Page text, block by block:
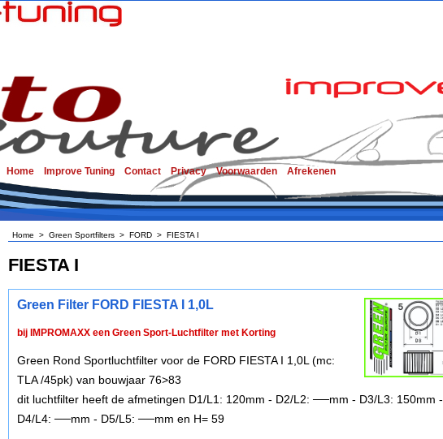
Home Improve Tuning Contact Privacy Voorwaarden Afrekenen
Home > Green Sportfilters > FORD > FIESTA I
FIESTA I
Green Filter FORD FIESTA I 1,0L
bij IMPROMAXX een Green Sport-Luchtfilter met Korting
Green Rond Sportluchtfilter voor de FORD FIESTA I 1,0L (mc:
TLA /45pk) van bouwjaar 76>83
dit luchtfilter heeft de afmetingen D1/L1: 120mm - D2/L2: ──mm - D3/L3: 150mm -
D4/L4: ──mm - D5/L5: ──mm en H= 59